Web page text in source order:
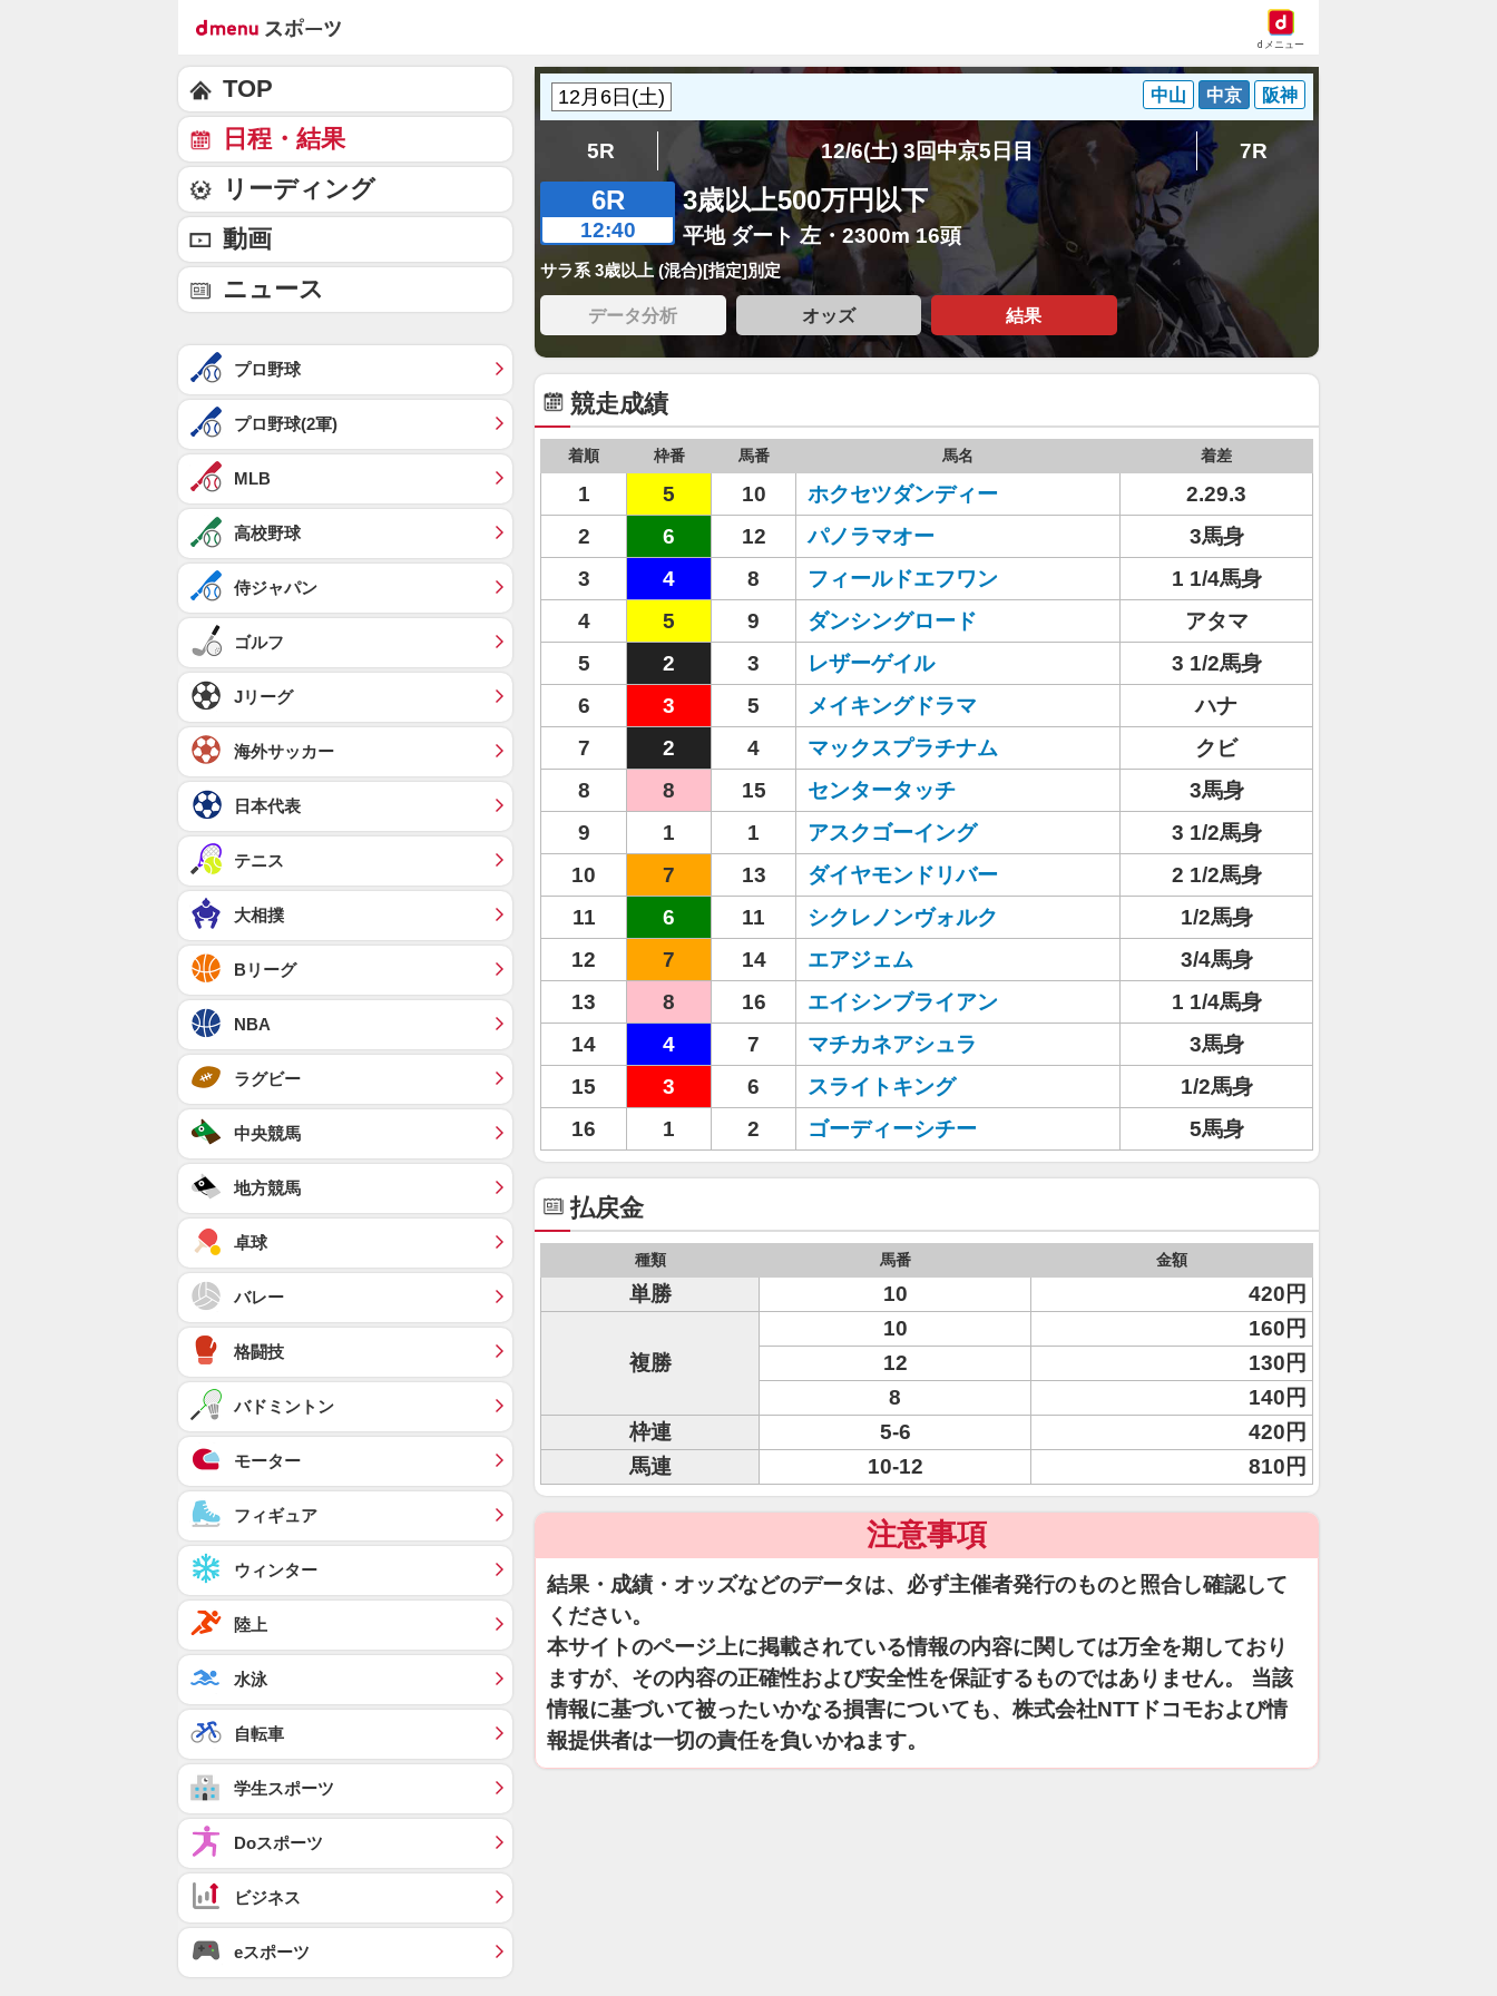
dメニュー
中山 中京 阪神
5R 12/6(土) 3回中京5日目 7R
6R
12:40
3歳以上500万円以下
平地 ダート 左・2300m 16頭
サラ系 3歳以上 (混合)[指定]別定
データ分析 オッズ 結果
競走成績
着順 枠番 馬番 馬名 着差
1 5 10 ホクセツダンディー
2.29.3
2
6 12 パノラマオー
3馬身
3
4 8 フィールドエフワン
1 1/4馬身
4
5 9 ダンシングロード
アタマ
5
2 3 レザーゲイル
3 1/2馬身
6
3 5 メイキングドラマ
ハナ
7
2 4 マックスプラチナム
クビ
8
8 15 センタータッチ
3馬身
9
1 1 アスクゴーイング
3 1/2馬身
10
7 13 ダイヤモンドリバー
2 1/2馬身
11
6 11 シクレノンヴォルク
1/2馬身
12
7 14 エアジェム
3/4馬身
13
8 16 エイシンブライアン
1 1/4馬身
14
4 7 マチカネアシュラ
3馬身
15
3 6 スライトキング
1/2馬身
16
1 2 ゴーディーシチー 5馬身
払戻金
種類 馬番 金額
単勝 10 420円
複勝
10
160円
12
130円
8
140円
枠連
5-6
420円
馬連
10-12 810円
注意事項
結果・成績・オッズなどのデータは、必ず主催者発行のものと照合し確認して
ください。
本サイトのページ上に掲載されている情報の内容に関しては万全を期しており
ますが、その内容の正確性および安全性を保証するものではありません。 当該
情報に基づいて被ったいかなる損害についても、株式会社NTTドコモおよび情
報提供者は一切の責任を負いかねます。
TOP
日程・結果
リーディング
動画
ニュース
プロ野球
プロ野球(2軍)
MLB
高校野球
侍ジャパン
ゴルフ
Jリーグ
海外サッカー
日本代表
テニス
大相撲
Bリーグ
NBA
ラグビー
中央競馬
地方競馬
卓球
バレー
格闘技
バドミントン
モーター
フィギュア
ウィンター
陸上
水泳
自転車
学生スポーツ
Doスポーツ
ビジネス
eスポーツ